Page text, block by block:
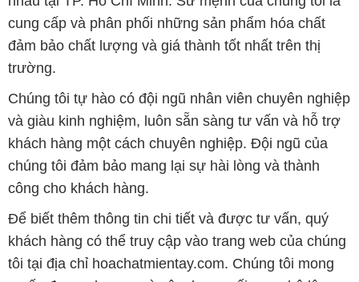
cung cấp và phân phối những sản phẩm hóa chất
đảm bảo chất lượng và giá thành tốt nhất trên thị
trường.
Chúng tôi tự hào có đội ngũ nhân viên chuyên nghiệp
và giàu kinh nghiệm, luôn sẵn sàng tư vấn và hỗ trợ
khách hàng một cách chuyên nghiệp. Đội ngũ của
chúng tôi đảm bảo mang lại sự hài lòng và thành
công cho khách hàng.
Để biết thêm thông tin chi tiết và được tư vấn, quý
khách hàng có thể truy cập vào trang web của chúng
tôi tại địa chỉ hoachatmientay.com. Chúng tôi mong